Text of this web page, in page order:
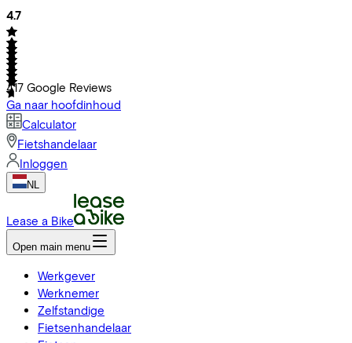
4.7
417 Google Reviews
Ga naar hoofdinhoud
Calculator
Fietshandelaar
Inloggen
NL
Lease a Bike
Open main menu
Werkgever
Werknemer
Zelfstandige
Fietsenhandelaar